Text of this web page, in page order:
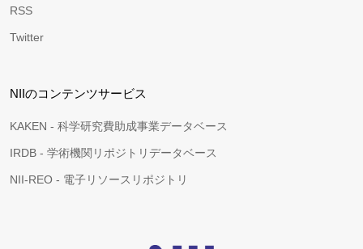
RSS
Twitter
NIIのコンテンツサービス
KAKEN - 科学研究費助成事業データベース
IRDB - 学術機関リポジトリデータベース
NII-REO - 電子リソースリポジトリ